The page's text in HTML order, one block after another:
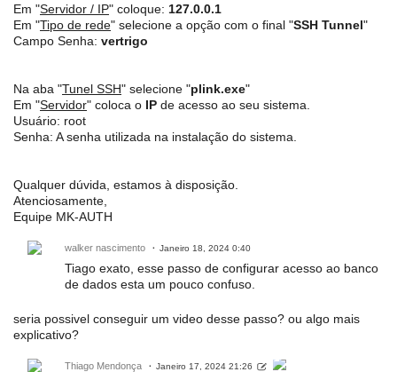
Em "Servidor / IP" coloque: 127.0.0.1
Em "Tipo de rede" selecione a opção com o final "SSH Tunnel"
Campo Senha: vertrigo
Na aba "Tunel SSH" selecione "plink.exe"
Em "Servidor" coloca o IP de acesso ao seu sistema.
Usuário: root
Senha: A senha utilizada na instalação do sistema.
Qualquer dúvida, estamos à disposição.
Atenciosamente,
Equipe MK-AUTH
walker nascimento Janeiro 18, 2024 0:40
Tiago exato, esse passo de configurar acesso ao banco
de dados esta um pouco confuso.
seria possivel conseguir um video desse passo? ou algo mais
explicativo?
Thiago Mendonça Janeiro 17, 2024 21:26